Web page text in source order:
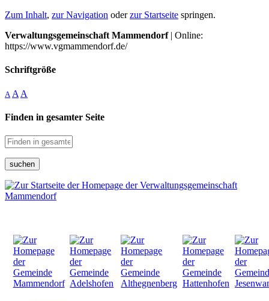
Zum Inhalt, zur Navigation oderzur Startseite springen.
Verwaltungsgemeinschaft Mammendorf| Online:
https://www.vgmammendorf.de/
Schriftgröße
A A A
Finden in gesamter Seite
suchen